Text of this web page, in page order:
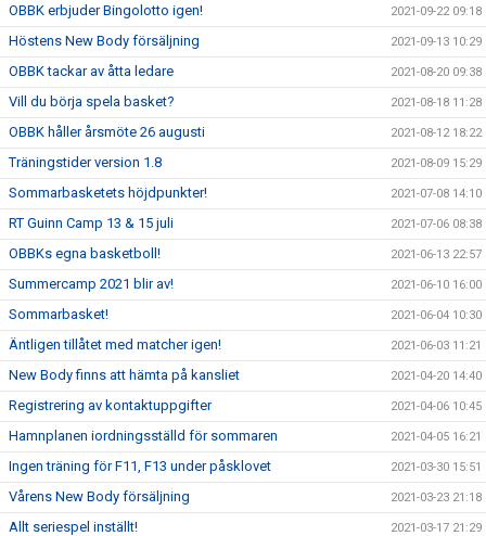
OBBK erbjuder Bingolotto igen! 2021-09-22 09:18
Höstens New Body försäljning 2021-09-13 10:29
OBBK tackar av åtta ledare 2021-08-20 09:38
Vill du börja spela basket? 2021-08-18 11:28
OBBK håller årsmöte 26 augusti 2021-08-12 18:22
Träningstider version 1.8 2021-08-09 15:29
Sommarbasketets höjdpunkter! 2021-07-08 14:10
RT Guinn Camp 13 & 15 juli 2021-07-06 08:38
OBBKs egna basketboll! 2021-06-13 22:57
Summercamp 2021 blir av! 2021-06-10 16:00
Sommarbasket! 2021-06-04 10:30
Äntligen tillåtet med matcher igen! 2021-06-03 11:21
New Body finns att hämta på kansliet 2021-04-20 14:40
Registrering av kontaktuppgifter 2021-04-06 10:45
Hamnplanen iordningsställd för sommaren 2021-04-05 16:21
Ingen träning för F11, F13 under påsklovet 2021-03-30 15:51
Vårens New Body försäljning 2021-03-23 21:18
Allt seriespel inställt! 2021-03-17 21:29